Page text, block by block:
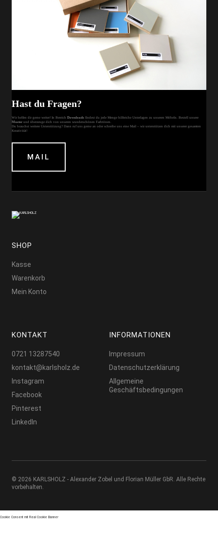
Hast du Fragen?
Wir helfen dir gerne weiter! In Bereich Downloads findest du jede Menge hilfreiche Unterlagen zu unseren Möbeln. Bestell unsere
Muster und überzeuge dich von unseren wunderschönen Farbtönen.
Du brauchst weitere Unterstützung? Dann ruf uns gerne an oder schreibe uns eine Mail – wir unterstützen dich mit unserer gesamten
Kreativität!
MAIL
SHOP
Kasse
Warenkorb
Mein Konto
KONTAKT
0721 13287540
kontakt@karlsholz.de
Instagram
Facebook
Pinterest
LinkedIn
INFORMATIONEN
Impressum
Datenschutzerklärung
Allgemeine
Geschäftsbedingungen
© 2026 KARLSHOLZ - Alexander Zobel und Florian Müller GbR. Alle Rechte
vorbehalten
Cookie Consent mit Real Cookie Banner